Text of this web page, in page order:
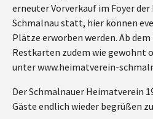
erneuter Vorverkauf im Foyer
Schmalnau statt, hier können
Plätze erworben werden. Ab dem
Restkarten zudem wie gewohnt
unter www.heimatverein-
Der Schmalnauer Heimatverein
Gäste endlich wieder begrüßen